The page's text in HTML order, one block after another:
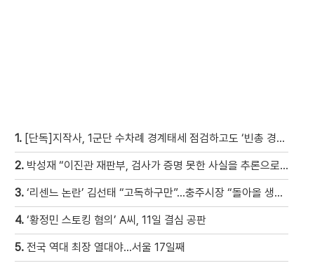
1. [단독]지작사, 1군단 수차례 경계태세 점검하고도 ‘빈총 경계’ 몰랐다
2. 박성재 “이진관 재판부, 검사가 증명 못한 사실을 추론으로 메꿔” [현장영상]
3. ‘리센느 논란’ 김선태 “고독하구만”…충주시장 “돌아올 생각은?”
4. ‘황정민 스토킹 혐의’ A씨, 11일 결심 공판
5. 전국 역대 최장 열대야…서울 17일째